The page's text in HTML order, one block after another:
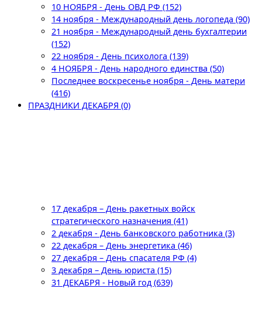
10 НОЯБРЯ - День ОВД РФ (152)
14 ноября - Международный день логопеда (90)
21 ноября - Международный день бухгалтерии
(152)
22 ноября - День психолога (139)
4 НОЯБРЯ - День народного единства (50)
Последнее воскресенье ноября - День матери
(416)
ПРАЗДНИКИ ДЕКАБРЯ (0)
17 декабря – День ракетных войск
стратегического назначения (41)
2 декабря - День банковского работника (3)
22 декабря – День энергетика (46)
27 декабря – День спасателя РФ (4)
3 декабря – День юриста (15)
31 ДЕКАБРЯ - Новый год (639)